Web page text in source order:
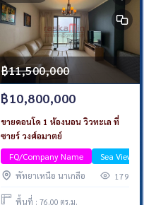
฿11,500,000
฿10,800,000
ขายคอนโด 1 ห้องนอน วิวทะเล ที่
ซายร์ วงศ์อมาตย์
FQ/Company Name
Sea View/
พัทยาเหนือ นาเกลือ
179
พื้นที่ : 76.00 ตร.ม.